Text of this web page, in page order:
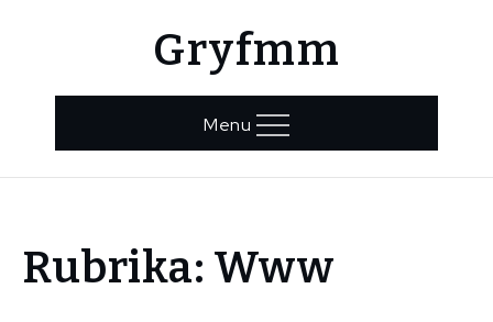
Gryfmm
Menu
Home
Www
Rubrika: Www